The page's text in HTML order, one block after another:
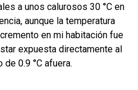
a unos calurosos 30 °C en
aunque la temperatura
en mi habitación fue
expuesta directamente al
0.9 °C afuera.